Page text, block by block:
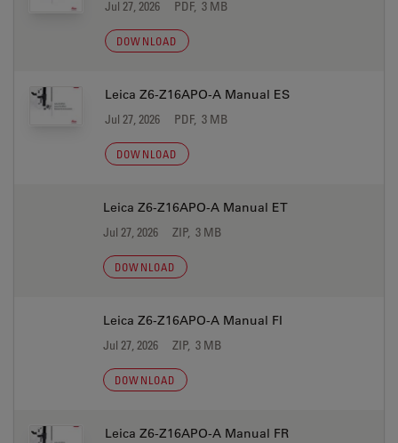
Jul 27, 2026 PDF, 3 MB
DOWNLOAD
Leica Z6-Z16APO-A Manual ES
Jul 27, 2026 PDF, 3 MB
DOWNLOAD
Leica Z6-Z16APO-A Manual ET
Jul 27, 2026 ZIP, 3 MB
DOWNLOAD
Leica Z6-Z16APO-A Manual FI
Jul 27, 2026 ZIP, 3 MB
DOWNLOAD
Leica Z6-Z16APO-A Manual FR